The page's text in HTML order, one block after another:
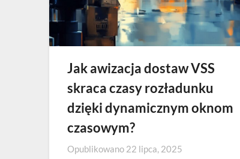
Jak awizacja dostaw VSS
skraca czasy rozładunku
dzięki dynamicznym oknom
czasowym?
Opublikowano 22 lipca, 2025